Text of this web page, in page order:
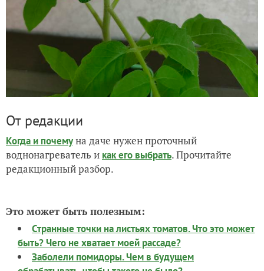
От редакции
Когда и почемуна даче нужен проточный
воднонагреватель и как его выбрать. Прочитайте
редакционный разбор.
Это может быть полезным:
Странные точки на листьях томатов. Что это может
быть? Чего не хватает моей рассаде?
Заболели помидоры. Чем в будущем